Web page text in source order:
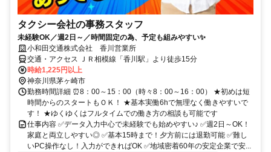
タクシー会社の事務スタッフ
未経験OK／週2日～／時間固定の為、予定も組みやすい✨
小和田交通株式会社 香川営業所
交通・アクセス ＪＲ相模線「香川駅」より徒歩15分
時給1,225円以上
神奈川県茅ヶ崎市
勤務時間詳細 ⏰8：00～15：00（時々8：00～16：00） ★初めは短
時間からのスタートもＯＫ！ ★基本実働6hで無理なく働きやすいで
す！ ★ゆくゆくはフルタイムでの働き方の相談も可能です
仕事内容 ✅データ入力中心で未経験でも始めやすい♪ ✅週2日～OK！
家庭と両立しやすい◎ ✅基本15時まで！夕方前には退勤可能 ✅難し
いPC操作なし！入力ができればOK ✅地域密着60年の安定企業で安...